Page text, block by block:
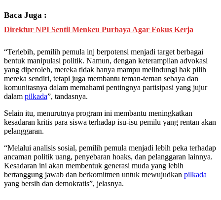
Baca Juga :
Direktur NPI Sentil Menkeu Purbaya Agar Fokus Kerja
“Terlebih, pemilih pemula inj berpotensi menjadi target berbagai
bentuk manipulasi politik. Namun, dengan keterampilan advokasi
yang diperoleh, mereka tidak hanya mampu melindungi hak pilih
mereka sendiri, tetapi juga membantu teman-teman sebaya dan
komunitasnya dalam memahami pentingnya partisipasi yang jujur
dalam pilkada”, tandasnya.
Selain itu, menurutnya program ini membantu meningkatkan
kesadaran kritis para siswa terhadap isu-isu pemilu yang rentan akan
pelanggaran.
“Melalui analisis sosial, pemilih pemula menjadi lebih peka terhadap
ancaman politik uang, penyebaran hoaks, dan pelanggaran lainnya.
Kesadaran ini akan membentuk generasi muda yang lebih
bertanggung jawab dan berkomitmen untuk mewujudkan pilkada
yang bersih dan demokratis”, jelasnya.